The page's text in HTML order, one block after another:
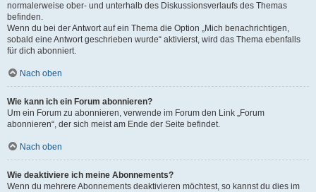
normalerweise ober- und unterhalb des Diskussionsverlaufs des Themas
befinden.
Wenn du bei der Antwort auf ein Thema die Option „Mich benachrichtigen,
sobald eine Antwort geschrieben wurde“ aktivierst, wird das Thema ebenfalls
für dich abonniert.
Nach oben
Wie kann ich ein Forum abonnieren?
Um ein Forum zu abonnieren, verwende im Forum den Link „Forum
abonnieren“, der sich meist am Ende der Seite befindet.
Nach oben
Wie deaktiviere ich meine Abonnements?
Wenn du mehrere Abonnements deaktivieren möchtest, so kannst du dies im